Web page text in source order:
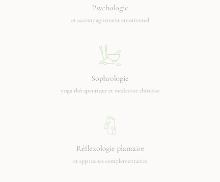
Psychologie
et accompagnement émotionnel
Sophrologie
yoga thérapeutique et médecine chinoise
Réflexologie plantaire
et approches complémentaires